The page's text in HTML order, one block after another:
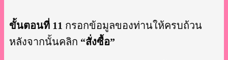
ขั้นตอนที่ 11 กรอกข้อมูลของท่านให้ครบถ้วน
หลังจากนั้นคลิก “สั่งซื้อ”